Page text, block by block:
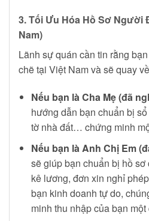
3. Tối Ưu Hóa Hồ Sơ Người
Nam)
Lãnh sự quán cần tin rằng
chẽ tại Việt Nam và sẽ quay
Nếu bạn là Cha Mẹ (đã
hướng dẫn bạn chuẩn bị
tờ nhà đất… chứng minh
Nếu bạn là Anh Chị Em
sẽ giúp bạn chuẩn bị hồ
kê lương, đơn xin nghỉ
bạn kinh doanh tự do,
minh thu nhập của bạn